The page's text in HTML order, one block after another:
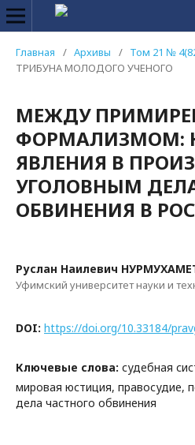
Главная / Архивы / Том 21 №
ТРИБУНА МОЛОДОГО УЧЕНОГО
МЕЖДУ
ФОРМАЛИЗМОМ:
ЯВЛЕНИЯ В
УГОЛОВНЫМ
ОБВИНЕНИЯ В
Руслан Наилевич
Уфимский университет науки и
DOI: https://doi.org/10.33184/
Ключевые слова: судебная
мировая юстиция, правосудие,
дела частного обвинения